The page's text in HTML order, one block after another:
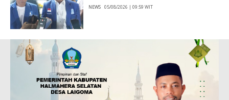
NEWS 05/08/2026 | 09:59 WIT